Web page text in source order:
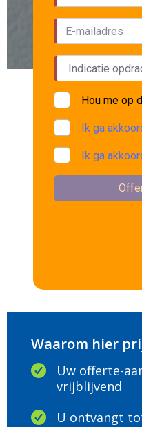
Waarom hier
Uw offerte-
vrijblijvend
U ontvangt